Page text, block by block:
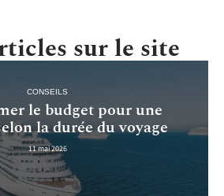
sur le site
CONSEILS
le budget pour une
la durée du voyage
11 mai 2026